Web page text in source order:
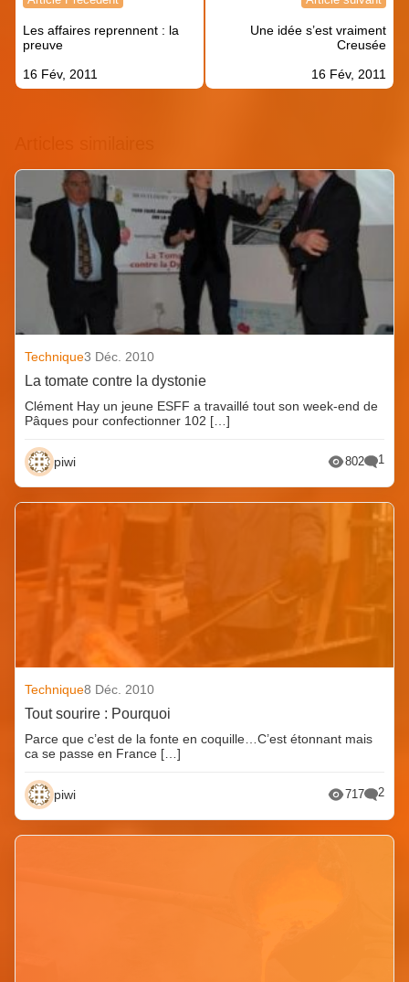
l’article
Les affaires reprennent : la
preuve
16 Fév, 2011
Une idée s’est vraiment
Creusée
16 Fév, 2011
Technique3 Déc. 2010
La tomate contre la dystonie
Clément Hay un jeune ESFF a travaillé tout son week-end de
Pâques pour confectionner 102 […]
piwi 802 1
Technique8 Déc. 2010
Tout sourire : Pourquoi
Parce que c’est de la fonte en coquille…C’est étonnant mais
ca se passe en France […]
piwi 717 2